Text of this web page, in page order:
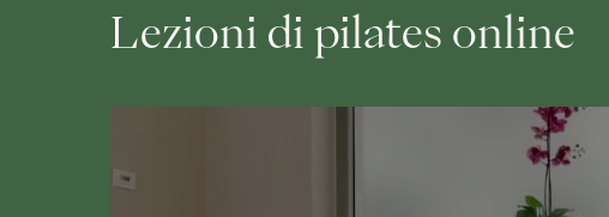
Lezioni di pilates online